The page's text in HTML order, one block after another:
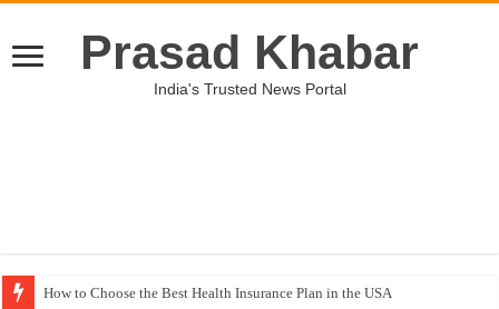
Prasad Khabar
India's Trusted News Portal
How to Choose the Best Health Insurance Plan in the USA